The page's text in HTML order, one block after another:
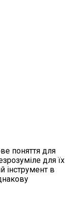
поняття для
для їх
інструмент в